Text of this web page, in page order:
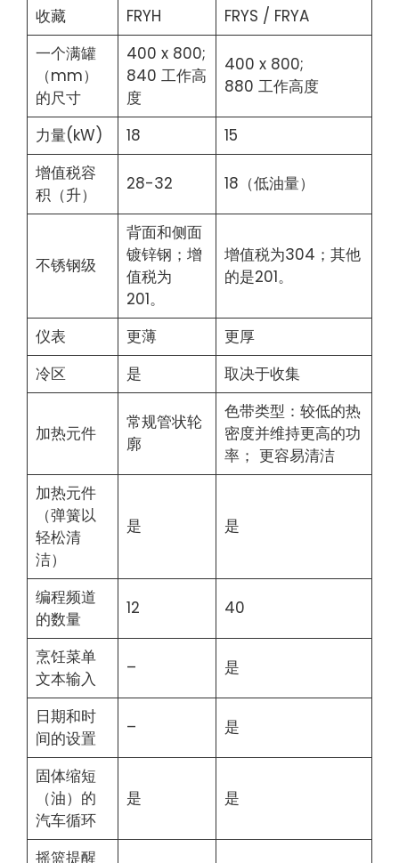
收藏
FRYH
FRYS / FRYA
一个满罐
（mm）
的尺寸
400 x 800;
840 工作高
度
400 x 800;
880 工作高度
力量(kW) 18
15
增值税容
积（升）
28-32 18（低油量）
不锈钢级
背面和侧面
镀锌钢；增
值税为
201。
增值税为304；其他
的是201。
仪表 更薄
更厚
冷区
是 取决于收集
加热元件
常规管状轮
廓
色带类型：较低的热
密度并维持更高的功
率； 更容易清洁
加热元件
（弹簧以
轻松清
洁）
是 是
编程频道
的数量
12 40
烹饪菜单
文本输入
– 是
日期和时
间的设置
– 是
固体缩短
（油）的
汽车循环
是 是
摇篮提醒